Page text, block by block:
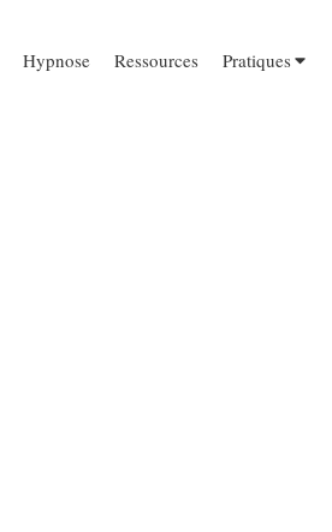
Hypnose Ressources Pratiques